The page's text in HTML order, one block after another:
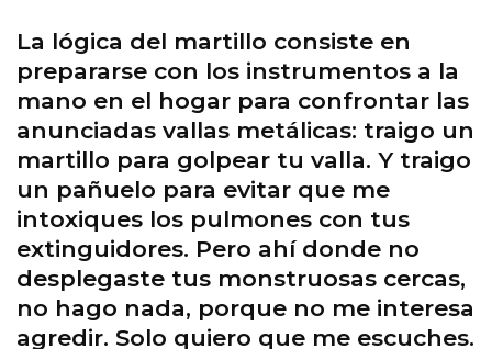
La lógica del martillo consiste en
prepararse con los instrumentos a la
mano en el hogar para confrontar las
anunciadas vallas metálicas: traigo un
martillo para golpear tu valla. Y traigo
un pañuelo para evitar que me
intoxiques los pulmones con tus
extinguidores. Pero ahí donde no
desplegaste tus monstruosas cercas,
no hago nada, porque no me interesa
agredir. Solo quiero que me escuches.